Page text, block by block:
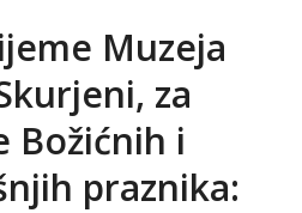
Muzeja
za
Božićnih i
praznika: